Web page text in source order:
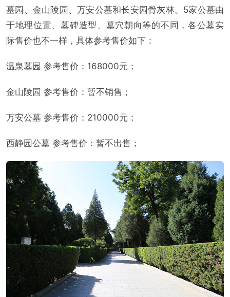
墓园、金山陵园、万安公墓和长安园骨灰林。5家公墓由
于地理位置、墓碑造型、墓穴朝向等的不同，各公墓实
际售价也不一样，具体参考售价如下：
温泉墓园 参考售价：168000元；
金山陵园 参考售价：暂不销售；
万安公墓 参考售价：210000元；
西静园公墓 参考售价：暂不出售；